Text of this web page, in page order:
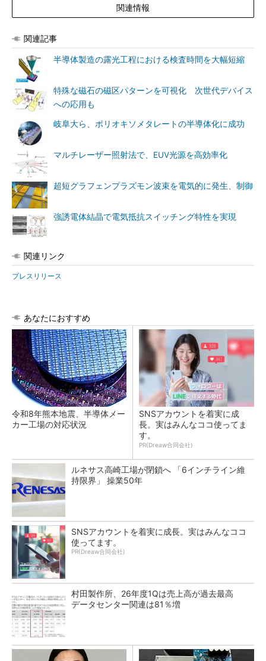
関連情報
関連記事
半導体製造の露光工程における検査時間を大幅短縮
特殊な磁石の磁区パターンを可視化 次世代デバイス
への応用も
岐阜大ら、ポリオキソメタレートの半導体化に成功
マルチレーザー照射法で、EUV光源を高効率化
超短グラフェンプラズモン波束を電気的に発生、制御
強誘電体結晶で電気抵抗スイッチング特性を実現
関連リンク
プレスリリース
あなたにおすすめ
令和8年熊本地震、半導体メー
カー工場の対応状況
SNSアカウントを着実に成
長。実はみんなココ使ってま
す。
PR(Dreaw合同会社)
ルネサス高崎工場が閉鎖へ 「6インチライン維
持限界」 操業50年
SNSアカウントを着実に成長。実はみんなココ
使ってます。
PR(Dreaw合同会社)
村田製作所、26年度1Qは売上高が過去最高
データセンター関連は81％増